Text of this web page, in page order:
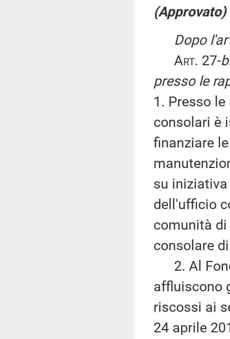
(Approvato)
Dopo
Art. 27-
presso le
1. Presso
consolari è
finanziare
su
dell'ufficio
comunità
consolare
2. Al
affluiscono
riscossi ai
24 aprile